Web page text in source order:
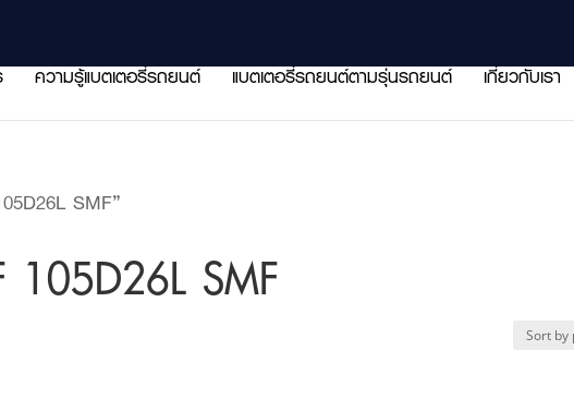
ความรู้แบตเตอรี่รถยนต์ แบตเตอรี่รถยนต์ตามรุ่นรถยนต์ เกี่ยวกับเรา
SMF”
SMF